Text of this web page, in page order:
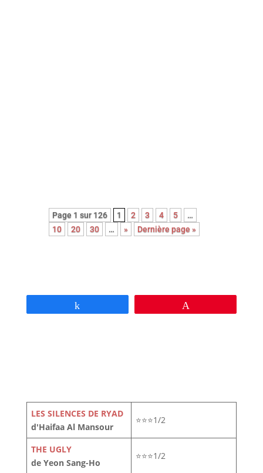
Page 1 sur 126 1 2 3 4 5
…
10
20 30 … » Dernière page »
LES SILENCES DE RYAD
d'Haifaa Al Mansour
⭐⭐⭐1/2
THE UGLY
de Yeon Sang-Ho
⭐⭐⭐1/2